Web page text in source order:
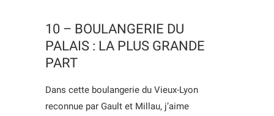
10 – BOULANGERIE DU
PALAIS : LA PLUS GRANDE
PART
Dans cette boulangerie du Vieux-Lyon
reconnue par Gault et Millau, j’aime